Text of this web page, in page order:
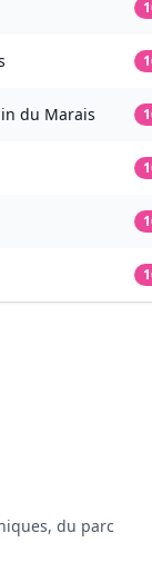
du Marais
du parc